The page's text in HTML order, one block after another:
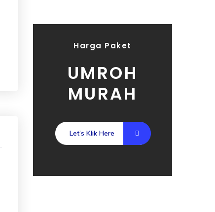
Harga Paket
UMROH
MURAH
Let’s Klik Here